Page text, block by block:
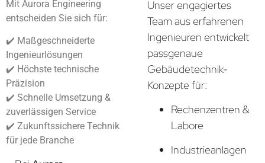
Mit Aurora Engineering
entscheiden Sie sich für:
✔️ Maßgeschneiderte
Ingenieurlösungen
✔️ Höchste technische
Präzision
✔️ Schnelle Umsetzung &
zuverlässigen Service
✔️ Zukunftssichere Technik
für jede Branche
Unser engagiertes
Team aus erfahrenen
Ingenieuren entwickelt
passgenaue
Gebäudetechnik-
Konzepte für:
Rechenzentren &
Labore
Industrieanlagen